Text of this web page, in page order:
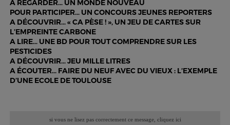
A REGARDER… UN MONDE NOUVEAU
POUR PARTICIPER… UN CONCOURS JEUNES REPORTERS
A DÉCOUVRIR… « CA PÈSE ! », UN JEU DE CARTES SUR
L’EMPREINTE CARBONE
A LIRE… UNE BD POUR TOUT COMPRENDRE SUR LES
PESTICIDES
A DÉCOUVRIR… JEU MILLE LITRES
A ÉCOUTER… FAIRE DU NEUF AVEC DU VIEUX : L’EXEMPLE
D’UNE ECOLE DE TOULOUSE
si vous ne lisez pas correctement ce message, cliquez ici